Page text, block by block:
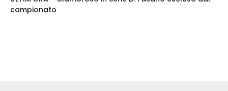
campionato